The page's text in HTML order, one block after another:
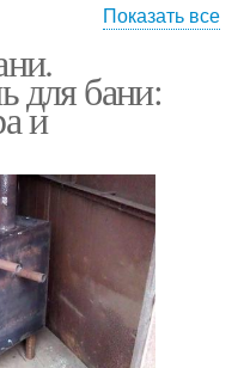
Печи для бани
Самодельная печь
Банная печь
Показать все
для бани:
и